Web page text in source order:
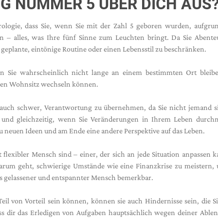
NUMMER 5 ÜBER DICH
dass Sie, wenn Sie mit der Zahl 5 geboren wurden,
– alles, was Ihre fünf Sinne zum Leuchten bringt. Da Sie
eintönige Routine oder einen Lebensstil zu beschränken.
Sie wahrscheinlich nicht lange an einem bestimmten Ort
Wohnsitz wechseln können.
schwer, Verantwortung zu übernehmen, da Sie nicht jemand
gleichzeitig, wenn Sie Veränderungen in Ihrem Leben
Ideen und am Ende eine andere Perspektive auf das Leben.
flexibler Mensch sind – einer, der sich an jede Situation anpassen
geht, schwierige Umstände wie eine Finanzkrise zu meistern,
und entspannter Mensch bemerkbar.
von Vorteil sein können, können sie auch Hindernisse sein, die
dir das Erledigen von Aufgaben hauptsächlich wegen deiner